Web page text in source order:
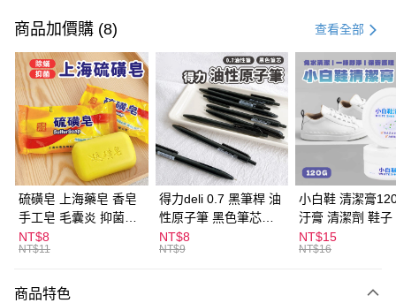
信用卡一次付款
超商取貨付款
LINE Pay
Apple Pay
街口支付
悠遊付
ATM付款
全家取貨付款
商品加價購 (8) 查看全部
硫磺皂 上海藥皂 香皂
手工皂 毛囊炎 抑菌除
蟎 清潔護膚 去油去痘
寵物皮膚病 狗狗貓咪
NT$8
NT$11
得力deli 0.7 黑筆桿 油
性原子筆 黑色筆芯
S304
NT$8
NT$9
小白鞋 清潔膏
汙膏 清潔劑 鞋子
漬 白皮鞋 鞋油
NT$15
NT$16
商品特色